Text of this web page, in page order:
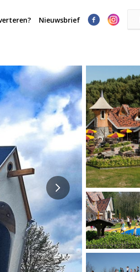
Nieuwsbrief